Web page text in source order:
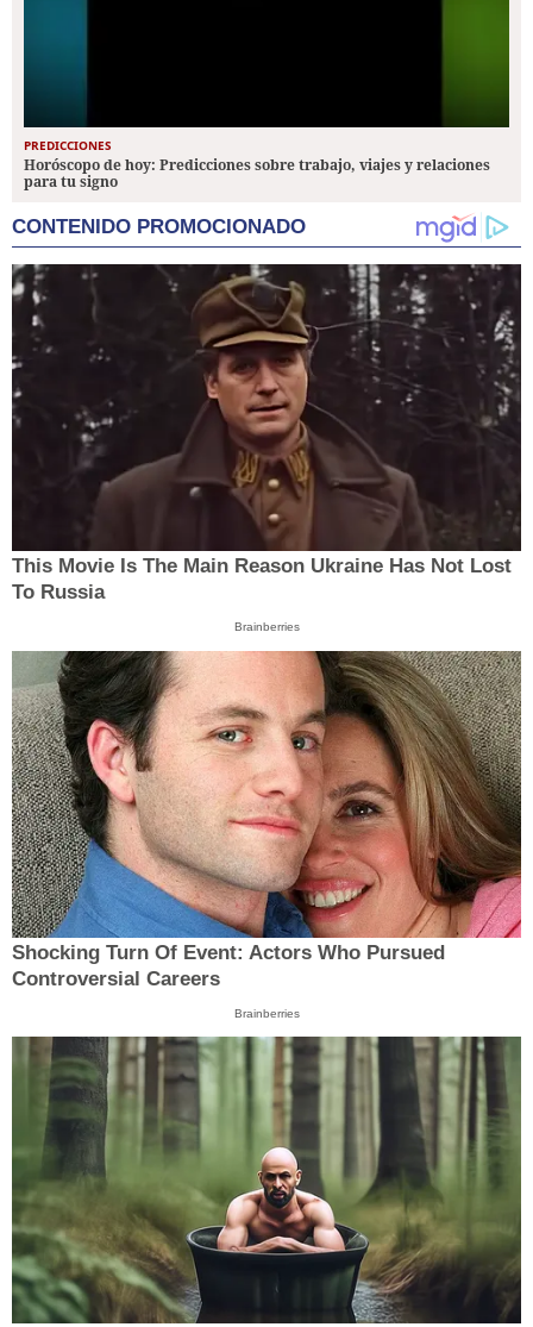
PREDICCIONES
Horóscopo de hoy: Predicciones sobre trabajo, viajes y relaciones
para tu signo
CONTENIDO PROMOCIONADO
This Movie Is The Main Reason Ukraine Has Not Lost
To Russia
Brainberries
Shocking Turn Of Event: Actors Who Pursued
Controversial Careers
Brainberries